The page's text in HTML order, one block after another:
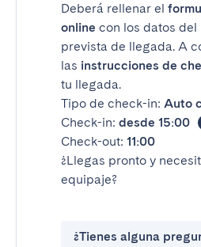
Deberá rellenar el
online con los datos del
prevista de llegada. A
las instrucciones de
tu llegada.
Tipo de check-in: Auto
Check-in: desde 15:00
Check-out: 11:00
¿Llegas pronto y
equipaje?
¿Tienes alguna